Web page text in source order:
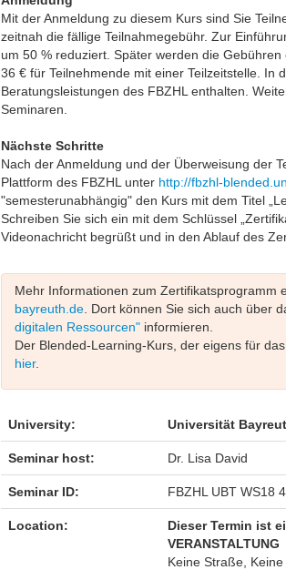
Mit der Anmeldung zu diesem Kurs sind Sie
zeitnah die fällige Teilnahmegebühr. Zur
um 50 % reduziert. Später werden die
36 € für Teilnehmende mit einer Teilzeitstelle. In
Beratungsleistungen des FBZHL enthalten.
Seminaren.
Nächste Schritte
Nach der Anmeldung und der Überweisung der
Plattform des FBZHL unter http://fbzhl-
"semesterunabhängig" den Kurs mit dem Titel
Schreiben Sie sich ein mit dem Schlüssel
Videonachricht begrüßt und in den Ablauf des
Mehr Informationen zum Zertifikatsprogramm
bayreuth.de . Dort können Sie sich auch über
digitalen Ressourcen" informieren.
Der Blended-Learning-Kurs, der eigens für
hier.
University: Universität
Seminar host: Dr. Lisa David
Seminar ID: FBZHL UBT WS18
Location:
Dieser Termin ist
VERANSTALTUNG
Keine Straße,